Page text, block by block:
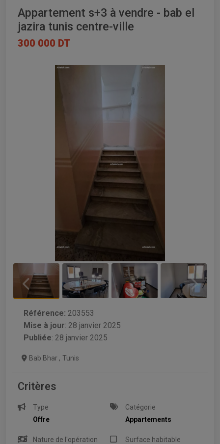
Appartement s+3 à vendre - bab el
jazira tunis centre-ville
300 000 DT
Référence: 203553
Mise à jour: 28 janvier 2025
Publiée: 28 janvier 2025
Bab Bhar , Tunis
Critères
Type
Offre
Catégorie
Appartements
Nature de l'opération
Surface habitable